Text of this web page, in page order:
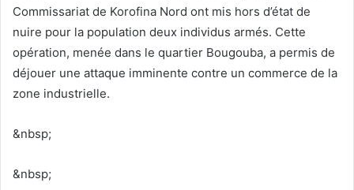
Commissariat de Korofina Nord ont mis hors d’état de
nuire pour la population deux individus armés. Cette
opération, menée dans le quartier Bougouba, a permis de
déjouer une attaque imminente contre un commerce de la
zone industrielle.
&nbsp;
&nbsp;